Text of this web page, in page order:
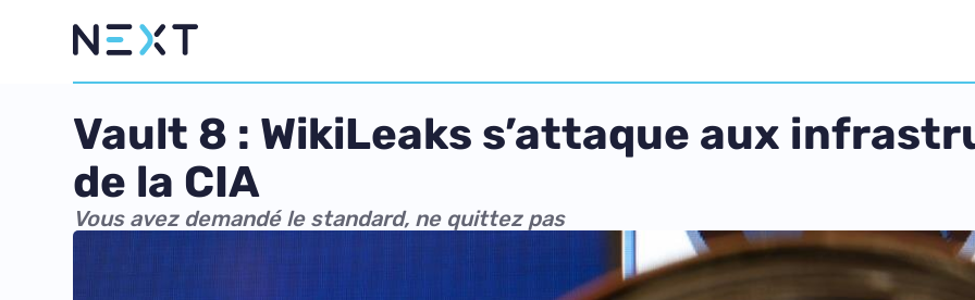
Vault 8 : WikiLeaks s’attaque aux
de la CIA
Vous avez demandé le standard, ne quittez pas